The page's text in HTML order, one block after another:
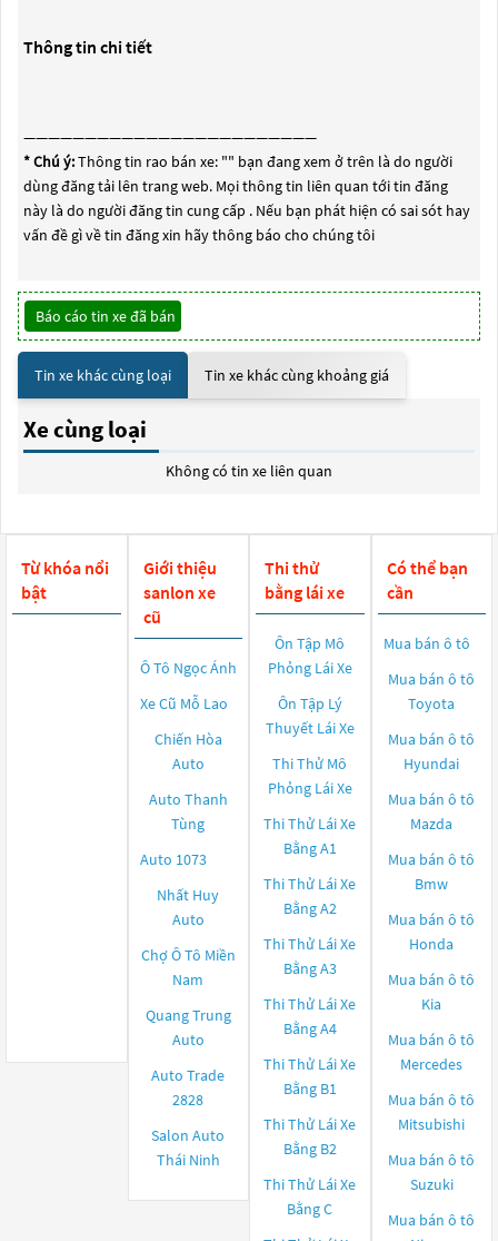
Thông tin chi tiết
————————————————————————
* Chú ý:Thông tin rao bán xe: "" bạn đang xem ở trên là do người
dùng đăng tải lên trang web. Mọi thông tin liên quan tới tin đăng
này là do người đăng tin cung cấp . Nếu bạn phát hiện có sai sót hay
vấn đề gì về tin đăng xin hãy thông báo cho chúng tôi
Báo cáo tin xe đã bán
Tin xe khác cùng loại Tin xe khác cùng khoảng giá
Xe cùng loại
Không có tin xe liên quan
Từ khóa nổi
bật
Giới thiệu
sanlon xe
cũ
Ô Tô Ngọc Ánh
Xe Cũ Mỗ Lao
Chiến Hòa
Auto
Auto Thanh
Tùng
Auto 1073
Nhất Huy
Auto
Chợ Ô Tô Miền
Nam
Quang Trung
Auto
Auto Trade
2828
Salon Auto
Thái Ninh
Thi thử
bằng lái xe
Ôn Tập Mô
Phỏng Lái Xe
Ôn Tập Lý
Thuyết Lái Xe
Thi Thử Mô
Phỏng Lái Xe
Thi Thử Lái Xe
Bằng A1
Thi Thử Lái Xe
Bằng A2
Thi Thử Lái Xe
Bằng A3
Thi Thử Lái Xe
Bằng A4
Thi Thử Lái Xe
Bằng B1
Thi Thử Lái Xe
Bằng B2
Thi Thử Lái Xe
Bằng C
Có thể bạn
cần
Mua bán ô tô
Mua bán ô tô
Toyota
Mua bán ô tô
Hyundai
Mua bán ô tô
Mazda
Mua bán ô tô
Bmw
Mua bán ô tô
Honda
Mua bán ô tô
Kia
Mua bán ô tô
Mercedes
Mua bán ô tô
Mitsubishi
Mua bán ô tô
Suzuki
Mua bán ô tô